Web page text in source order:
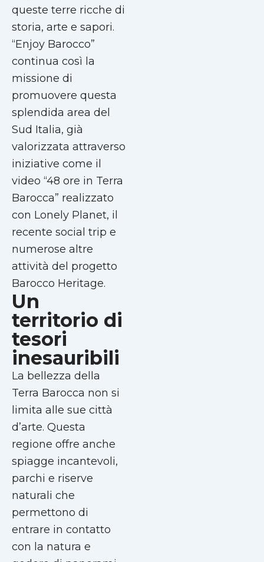
queste terre ricche di
storia, arte e sapori.
“Enjoy Barocco”
continua così la
missione di
promuovere questa
splendida area del
Sud Italia, già
valorizzata attraverso
iniziative come il
video “48 ore in Terra
Barocca” realizzato
con Lonely Planet, il
recente social trip e
numerose altre
attività del progetto
Barocco Heritage.
Un
territorio di
tesori
inesauribili
La bellezza della
Terra Barocca non si
limita alle sue città
d’arte. Questa
regione offre anche
spiagge incantevoli,
parchi e riserve
naturali che
permettono di
entrare in contatto
con la natura e